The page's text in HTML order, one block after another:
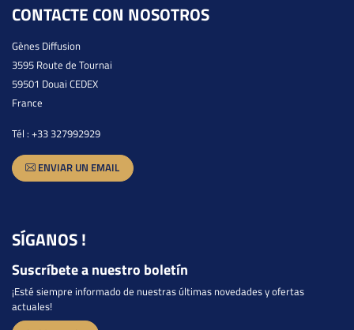
CONTACTE CON NOSOTROS
Gènes Diffusion
3595 Route de Tournai
59501 Douai CEDEX
France
Tél : +33 327992929
ENVIAR UN EMAIL
SÍGANOS !
Suscríbete a nuestro boletín
¡Esté siempre informado de nuestras últimas novedades y ofertas
actuales!